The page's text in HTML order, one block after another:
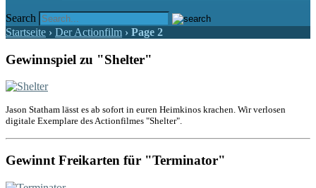
Search
Startseite › Der Actionfilm › Page 2
Gewinnspiel zu "Shelter"
Jason Statham lässt es ab sofort in euren Heimkinos krachen. Wir verlosen
digitale Exemplare des Actionfilmes "Shelter".
Gewinnt Freikarten für "Terminator"